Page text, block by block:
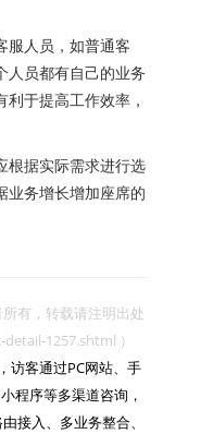
人员，如普通客
人员都有自己的业务
于提高工作效率，
据实际需求进行选
业务增长增加座席的
有，转载请注明出处
1257.shtml ）
访客通过PC网站、手
程序等多渠道咨询，
接入、多业务整合、